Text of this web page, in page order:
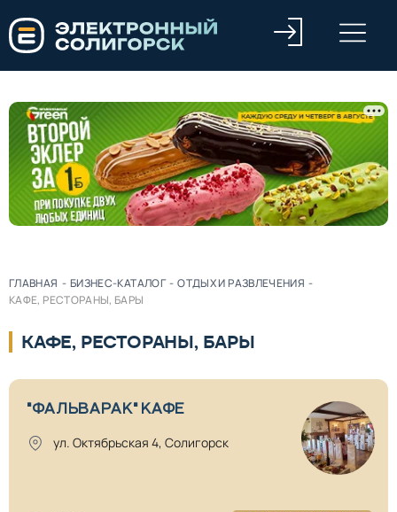
ГЛАВНАЯ - БИЗНЕС-КАТАЛОГ - ОТДЫХ И РАЗВЛЕЧЕНИЯ -
КАФЕ, РЕСТОРАНЫ, БАРЫ
КАФЕ, РЕСТОРАНЫ, БАРЫ
"ФАЛЬВАРАК" КАФЕ
ул. Октябрьская 4, Солигорск